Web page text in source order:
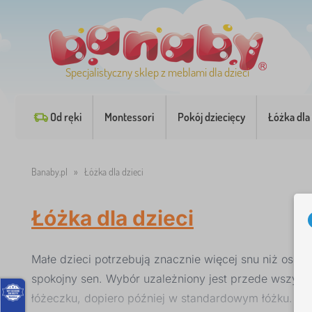
Specjalistyczny sklep z meblami dla dzieci
Od ręki Montessori Pokój dziecięcy Łóżka
Banaby.pl » Łóżka dla dzieci
Łóżka dla dzieci
Małe dzieci potrzebują znacznie więcej snu niż
spokojny sen. Wybór uzależniony jest przede
łóżeczku, dopiero później w standardowym łóżku.